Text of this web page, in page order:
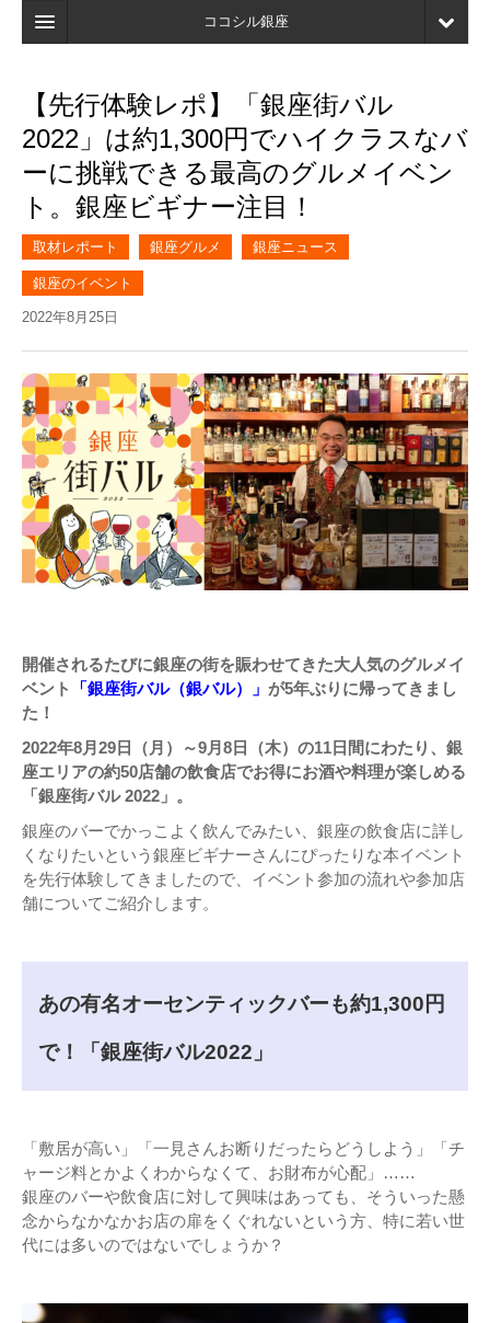
ココシル銀座
検索
店舗・施設最新情報
口コミ
マイページ
ブックマーク
【先行体験レポ】「銀座街バル
2022」は約1,300円でハイクラスなバ
ーに挑戦できる最高のグルメイベン
ト。銀座ビギナー注目！
取材レポート 銀座グルメ 銀座ニュース
銀座のイベント
2022年8月25日
開催されるたびに銀座の街を賑わせてきた大人気のグルメイ
ベント
「銀座街バル（銀バル）」 が5年ぶりに帰ってきまし
た！
2022年8月29日（月）～9月8日（木）の11日間にわたり、銀
座エリアの約50店舗の飲食店でお得にお酒や料理が楽しめる
「銀座街バル 2022」。
銀座のバーでかっこよく飲んでみたい、銀座の飲食店に詳し
くなりたいという銀座ビギナーさんにぴったりな本イベント
を先行体験してきましたので、イベント参加の流れや参加店
舗についてご紹介します。
あの有名オーセンティックバーも約1,300円
で！「銀座街バル2022」
「敷居が高い」「一見さんお断りだったらどうしよう」「チ
ャージ料とかよくわからなくて、お財布が心配」……
銀座のバーや飲食店に対して興味はあっても、そういった懸
念からなかなかお店の扉をくぐれないという方、特に若い世
代には多いのではないでしょうか？